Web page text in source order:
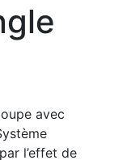
avec
l’effet de